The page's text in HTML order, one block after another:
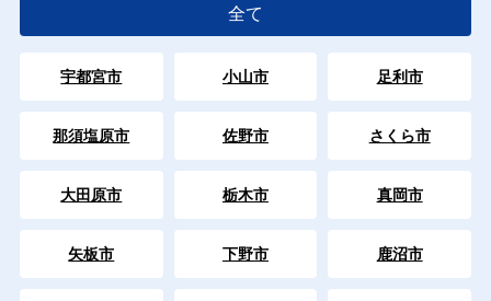
全て
宇都宮市 小山市 足利市
那須塩原市 佐野市 さくら市
大田原市 栃木市 真岡市
矢板市 下野市 鹿沼市